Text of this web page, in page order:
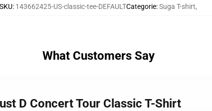
SKU: 143662425-US-classic-tee-DEFAULTCategorie:Suga T-shirt,
What Customers Say
D Concert Tour Classic T-Shirt